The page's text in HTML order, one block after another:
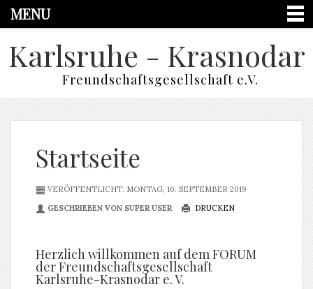
MENU
Karlsruhe - Krasnodar
Freundschaftsgesellschaft e.V.
Startseite
VERÖFFENTLICHT: MONTAG, 16. SEPTEMBER 2019
GESCHRIEBEN VON SUPER USER
DRUCKEN
Herzlich willkommen auf dem FORUM
der Freundschaftsgesellschaft
Karlsruhe-Krasnodar e. V.